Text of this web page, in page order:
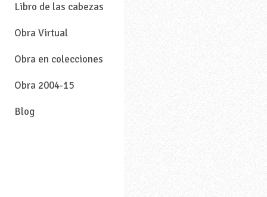
Libro de las cabezas
Obra Virtual
Obra en colecciones
Obra 2004-15
Blog